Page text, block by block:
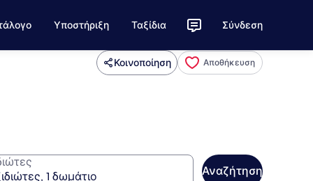
Υποστήριξη Ταξίδια Σύνδεση
Κοινοποίηση Αποθήκευση
Αναζήτηση